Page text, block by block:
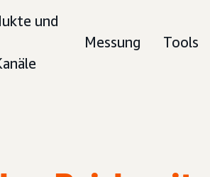
und
Messung Tools